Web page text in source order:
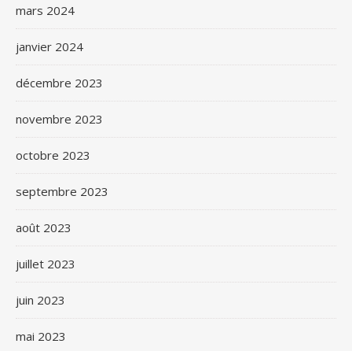
mars 2024
janvier 2024
décembre 2023
novembre 2023
octobre 2023
septembre 2023
août 2023
juillet 2023
juin 2023
mai 2023